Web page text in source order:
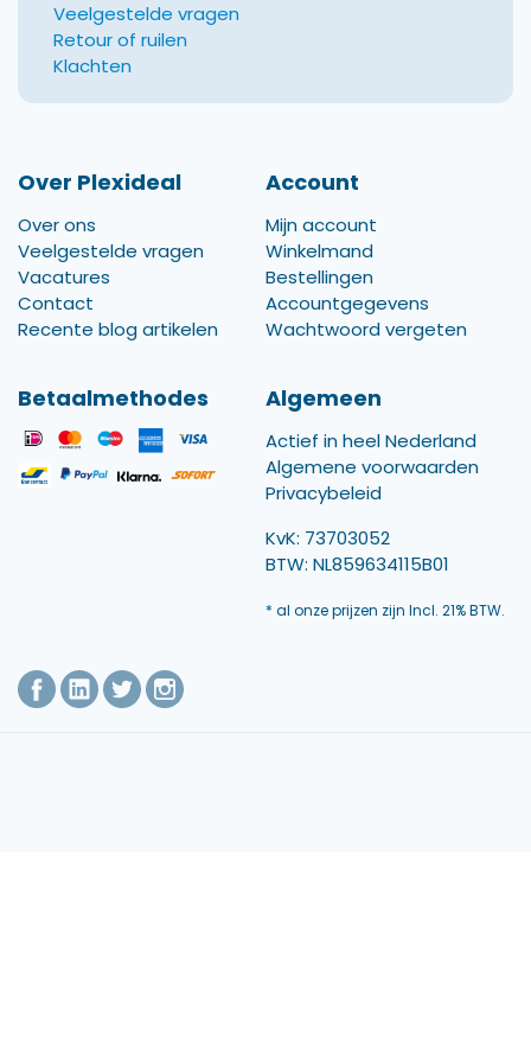
Veelgestelde vragen
Retour of ruilen
Klachten
Over Plexideal
Over ons
Veelgestelde vragen
Vacatures
Contact
Recente blog artikelen
Account
Mijn account
Winkelmand
Bestellingen
Accountgegevens
Wachtwoord vergeten
Betaalmethodes Algemeen
Actief in heel Nederland
Algemene voorwaarden
Privacybeleid
KvK: 73703052
BTW: NL859634115B01
* al onze prijzen zijn Incl. 21% BTW.